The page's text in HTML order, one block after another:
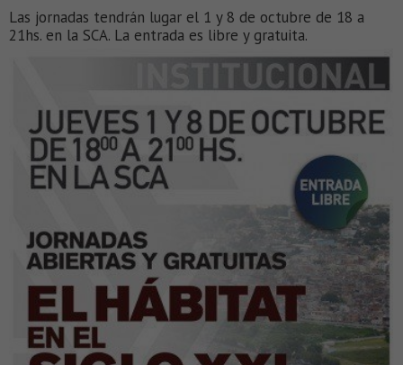
Las jornadas tendrán lugar el 1 y 8 de octubre de 18 a
21hs. en la SCA. La entrada es libre y gratuita.